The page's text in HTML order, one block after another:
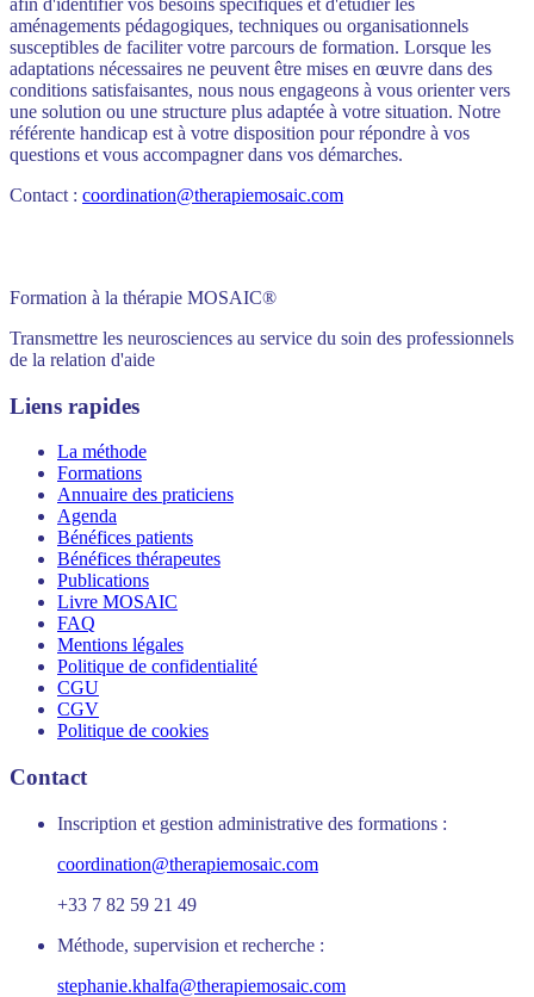
afin d'identifier vos besoins spécifiques et d'étudier les
aménagements pédagogiques, techniques ou organisationnels
susceptibles de faciliter votre parcours de formation. Lorsque les
adaptations nécessaires ne peuvent être mises en œuvre dans des
conditions satisfaisantes, nous nous engageons à vous orienter vers
une solution ou une structure plus adaptée à votre situation. Notre
référente handicap est à votre disposition pour répondre à vos
questions et vous accompagner dans vos démarches.
Contact : coordination@therapiemosaic.com
Formation à la thérapie MOSAIC®
Transmettre les neurosciences au service du soin des professionnels
de la relation d'aide
Liens rapides
La méthode
Formations
Annuaire des praticiens
Agenda
Bénéfices patients
Bénéfices thérapeutes
Publications
Livre MOSAIC
FAQ
Mentions légales
Politique de confidentialité
CGU
CGV
Politique de cookies
Contact
Inscription et gestion administrative des formations :
coordination@therapiemosaic.com
+33 7 82 59 21 49
Méthode, supervision et recherche :
stephanie.khalfa@therapiemosaic.com